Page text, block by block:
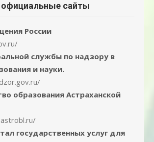
сайты
России
службы по надзору в
и науки.
образования Астраханской
государственных услуг для